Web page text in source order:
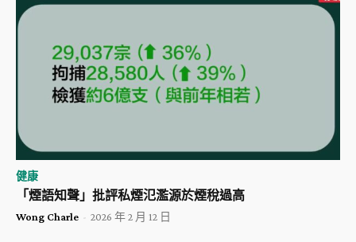
健康
「煙語知聲」批評私煙氾濫源於煙稅過高
Wong Charle - 2026 年 2 月 12 日